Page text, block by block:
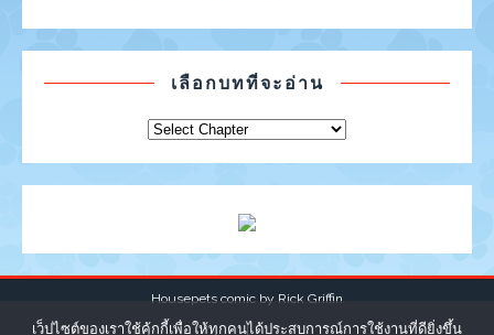
เลือกบทที่จะอ่าน
Housepets comic by Rick Griffin
|
เว็ปไซต์ของเราใช้คุ้กกี้เพื่อให้ทุกคนได้ประสบการณ์การใช้งานที่ดียิ่งขึ้น